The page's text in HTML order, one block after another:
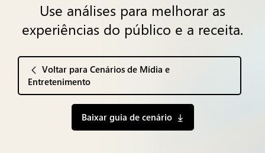
Use análises para melhorar as
experiências do público e a receita.
Voltar para Cenários de Mídia e
Entretenimento
Baixar guia de cenário